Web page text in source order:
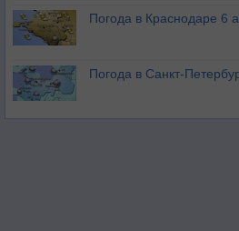
Погода в Краснодаре 6
Погода в Санкт-